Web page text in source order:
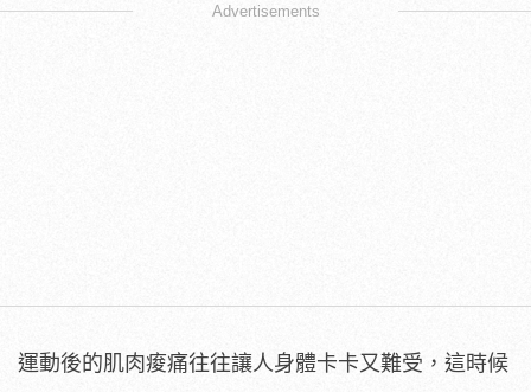
Advertisements
運動後的肌肉痠痛往往讓人身體卡卡又難受，這時候